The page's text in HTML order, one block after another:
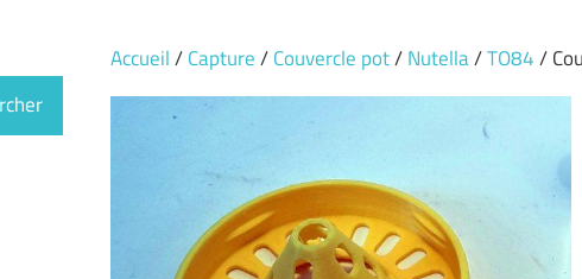
Accueil/Capture/Couvercle pot/Nutella/TO84/